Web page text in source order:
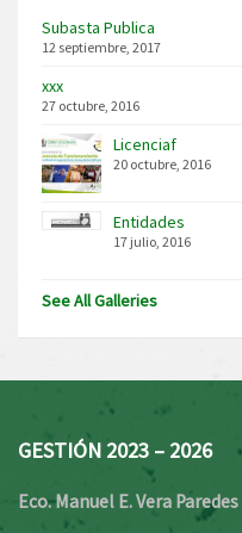
Subasta Publica
12 septiembre, 2017
xxx
27 octubre, 2016
Licenciaf
20 octubre, 2016
Entidades
17 julio, 2016
See All Galleries
GESTIÓN 2023 – 2026
Eco. Manuel E. Vera Paredes